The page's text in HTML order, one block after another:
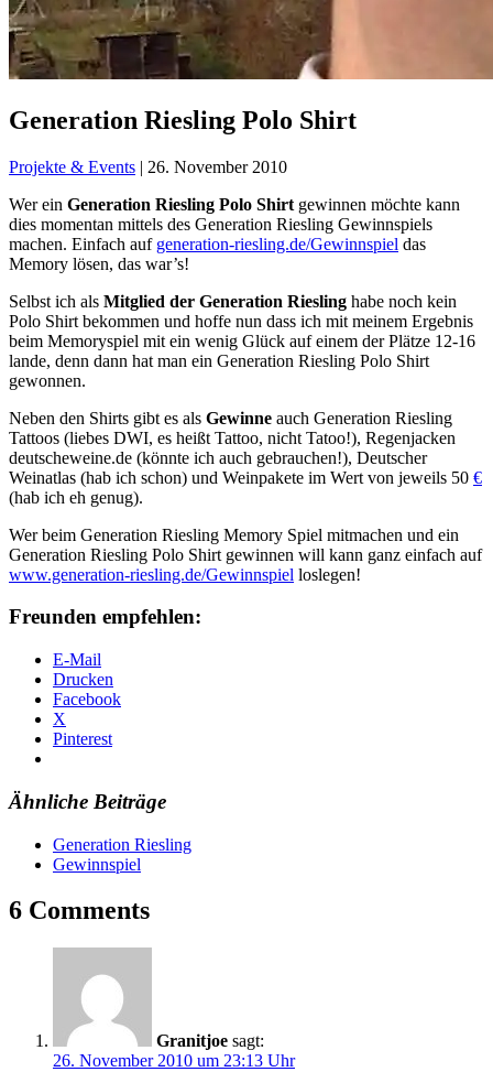
Generation Riesling Polo Shirt
Projekte & Events | 26. November 2010
Wer ein Generation Riesling Polo Shirt gewinnen möchte kann
dies momentan mittels des Generation Riesling Gewinnspiels
machen. Einfach auf generation-riesling.de/Gewinnspiel das
Memory lösen, das war’s!
Selbst ich als Mitglied der Generation Riesling habe noch kein
Polo Shirt bekommen und hoffe nun dass ich mit meinem Ergebnis
beim Memoryspiel mit ein wenig Glück auf einem der Plätze 12-16
lande, denn dann hat man ein Generation Riesling Polo Shirt
gewonnen.
Neben den Shirts gibt es als Gewinne auch Generation Riesling
Tattoos (liebes DWI, es heißt Tattoo, nicht Tatoo!), Regenjacken
deutscheweine.de (könnte ich auch gebrauchen!), Deutscher
Weinatlas (hab ich schon) und Weinpakete im Wert von jeweils 50 €
(hab ich eh genug).
Wer beim Generation Riesling Memory Spiel mitmachen und ein
Generation Riesling Polo Shirt gewinnen will kann ganz einfach auf
www.generation-riesling.de/Gewinnspiel loslegen!
Freunden empfehlen:
E-Mail
Drucken
Facebook
X
Pinterest
Ähnliche Beiträge
Generation Riesling
Gewinnspiel
6 Comments
Granitjoe sagt:
26. November 2010 um 23:13 Uhr